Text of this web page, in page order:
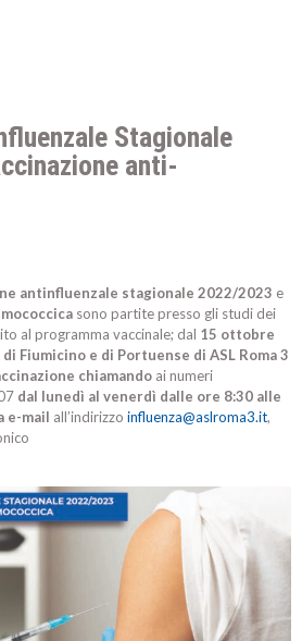
Stagionale
anti-
antinfluenzale stagionale 2022/2023 e
sono partite presso gli studi dei
al programma vaccinale; dal 15 ottobre
Fiumicino e di Portuense di ASL Roma 3
chiamando ai numeri
dal lunedì al venerdì dalle ore 8:30 alle
e-mail all’indirizzo influenza@aslroma3.it,